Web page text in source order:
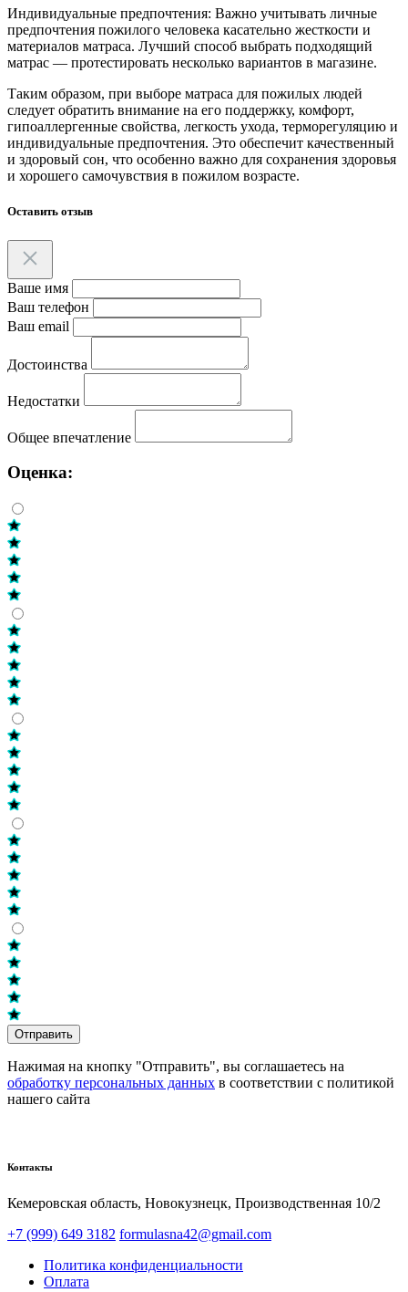
Индивидуальные предпочтения: Важно учитывать личные
предпочтения пожилого человека касательно жесткости и
материалов матраса. Лучший способ выбрать подходящий
матрас — протестировать несколько вариантов в магазине.
Таким образом, при выборе матраса для пожилых людей
следует обратить внимание на его поддержку, комфорт,
гипоаллергенные свойства, легкость ухода, терморегуляцию и
индивидуальные предпочтения. Это обеспечит качественный
и здоровый сон, что особенно важно для сохранения здоровья
и хорошего самочувствия в пожилом возрасте.
Оставить отзыв
Ваше имя
Ваш телефон
Ваш email
Достоинства
Недостатки
Общее впечатление
Оценка:
Отправить
Нажимая на кнопку "Отправить", вы соглашаетесь на
обработку персональных данных в соответствии с политикой
нашего сайта
Контакты
Кемеровская область, Новокузнецк,​ Производственная 10/2
+7 (999) 649 3182 formulasna42@gmail.com
Политика конфиденциальности
Оплата